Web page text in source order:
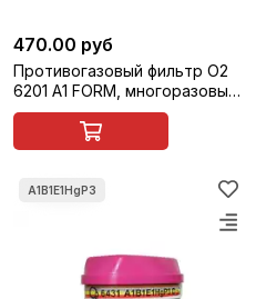
470.00 руб
Противогазовый фильтр О2
6201 A1 FORM, многоразовый,
1 шт